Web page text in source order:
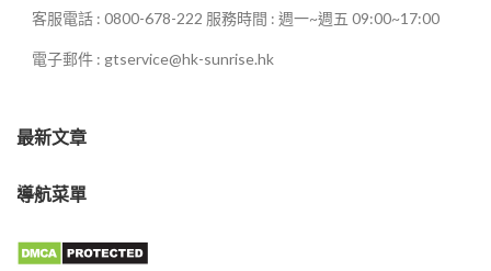
客服電話 : 0800-678-222 服務時間 : 週一~週五 09:00~17:00
電子郵件 : gtservice@hk-sunrise.hk
最新文章
導航菜單